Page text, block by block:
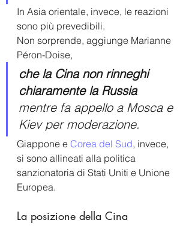
In Asia orientale, invece, le reazioni
sono più prevedibili.
Non sorprende, aggiunge Marianne
Péron-Doise,
che la Cina non rinneghi
chiaramente la Russia
mentre fa appello a Mosca e
Kiev per moderazione.
Giappone e Corea del Sud, invece,
si sono allineati alla politica
sanzionatoria di Stati Uniti e Unione
Europea.
La posizione della Cina